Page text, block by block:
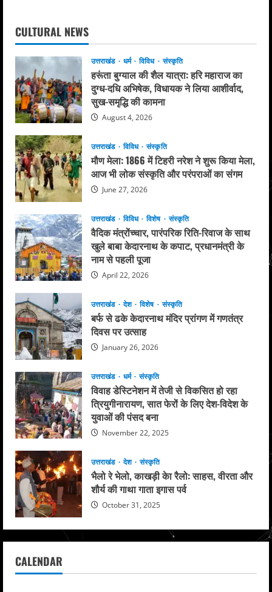
CULTURAL NEWS
उत्तराखंड धर्म विविध संस्कृति
हरूंता बुग्याल की शैल यात्रा: हरि महाराज का
दुग्ध-दधि अभिषेक, विधायक ने लिया आशीर्वाद,
सुख-समृद्धि की कामना
August 4, 2026
उत्तराखंड विविध संस्कृति
मौण मेला: 1866 में टिहरी नरेश ने शुरू किया मेला,
आज भी लोक संस्कृति और परंपराओं का संगम
June 27, 2026
उत्तराखंड विविध विशेष संस्कृति
वैदिक मंत्रोंच्चार, पारंपरिक रिति-रिवाज के साथ
खुले बाबा केदारनाथ के कपाट, प्रधानमंत्री के
नाम से पहली पूजा
April 22, 2026
उत्तराखंड देश विशेष संस्कृति
बर्फ से ढके केदारनाथ मंदिर प्रांगण में गणतंत्र
दिवस पर उत्साह
January 26, 2026
उत्तराखंड धर्म संस्कृति
विवाह डेस्टिनेशन में तेजी से विकसित हो रहा
त्रियुगीनारायण, सात फेरों के लिए देश-विदेश के
युवाओं की पंसद बना
November 22, 2025
उत्तराखंड देश संस्कृति
भैलो रे भेलो, काखड़ी केा रैलो: साहस, वीरता और
शौर्य की गाथा गाता इगास पर्व
October 31, 2025
CALENDAR